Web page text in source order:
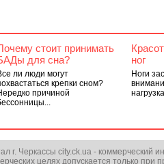
стоит принимать
для сна?
ли люди могут
крепки сном?
причиной
ног
Ноги
г. Черкассы city.ck.ua - коммерческий
целях допускается только